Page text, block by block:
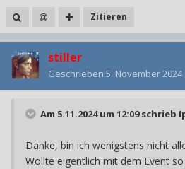
Zitieren
stiller
Geschrieben 5. November 2024
Am 5.11.2024 um 12:09 schrieb
Danke, bin ich wenigstens nicht
Wollte eigentlich mit dem Event